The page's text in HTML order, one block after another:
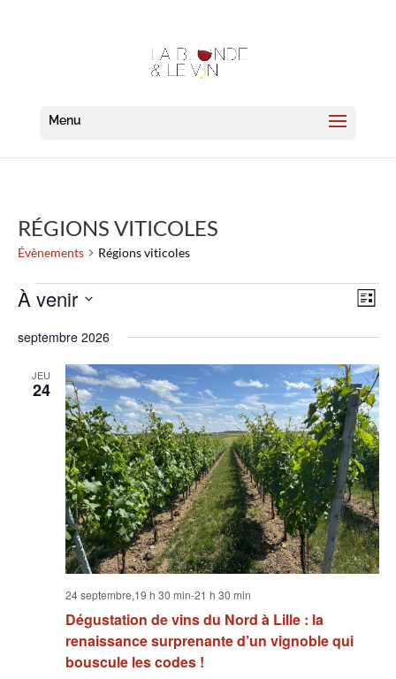
RÉGIONS VITICOLES
Évènements Régions viticoles
ÉVÈNEMENTS
PAR
DE
Liste
À venir
une
septembre 2026
JEU
24
Dégustation de vins du Nord à Lille : la
renaissance surprenante d’un vignoble qui
bouscule les codes !
24 septembre,19 h 30 min-21 h 30 min